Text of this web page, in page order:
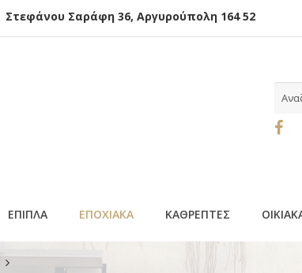
Στεφάνου Σαράφη 36, Αργυρούπολη 164 52
ΕΠΙΠΛΑ ΕΠΟΧΙΑΚΑ ΚΑΘΡΕΠΤΕΣ